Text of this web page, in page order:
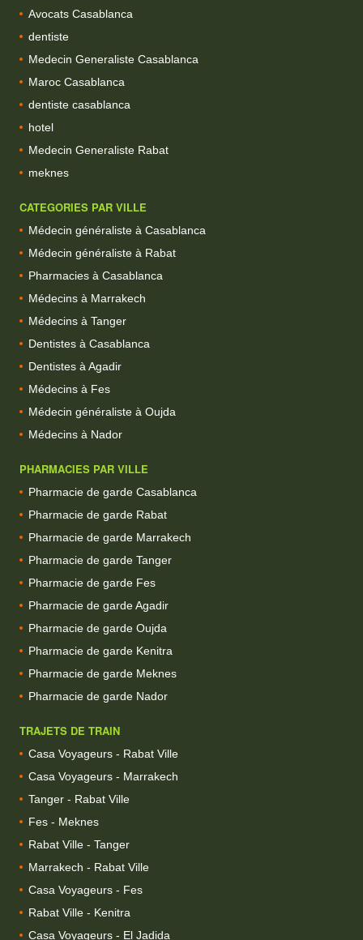
Avocats Casablanca
dentiste
Medecin Generaliste Casablanca
Maroc Casablanca
dentiste casablanca
hotel
Medecin Generaliste Rabat
meknes
CATEGORIES PAR VILLE
Médecin généraliste à Casablanca
Médecin généraliste à Rabat
Pharmacies à Casablanca
Médecins à Marrakech
Médecins à Tanger
Dentistes à Casablanca
Dentistes à Agadir
Médecins à Fes
Médecin généraliste à Oujda
Médecins à Nador
PHARMACIES PAR VILLE
Pharmacie de garde Casablanca
Pharmacie de garde Rabat
Pharmacie de garde Marrakech
Pharmacie de garde Tanger
Pharmacie de garde Fes
Pharmacie de garde Agadir
Pharmacie de garde Oujda
Pharmacie de garde Kenitra
Pharmacie de garde Meknes
Pharmacie de garde Nador
TRAJETS DE TRAIN
Casa Voyageurs - Rabat Ville
Casa Voyageurs - Marrakech
Tanger - Rabat Ville
Fes - Meknes
Rabat Ville - Tanger
Marrakech - Rabat Ville
Casa Voyageurs - Fes
Rabat Ville - Kenitra
Casa Voyageurs - El Jadida